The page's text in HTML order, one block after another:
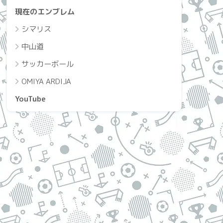
現在のエンブレム
シマリス
中山道
サッカーボール
OMIYA ARDIJA
YouTube